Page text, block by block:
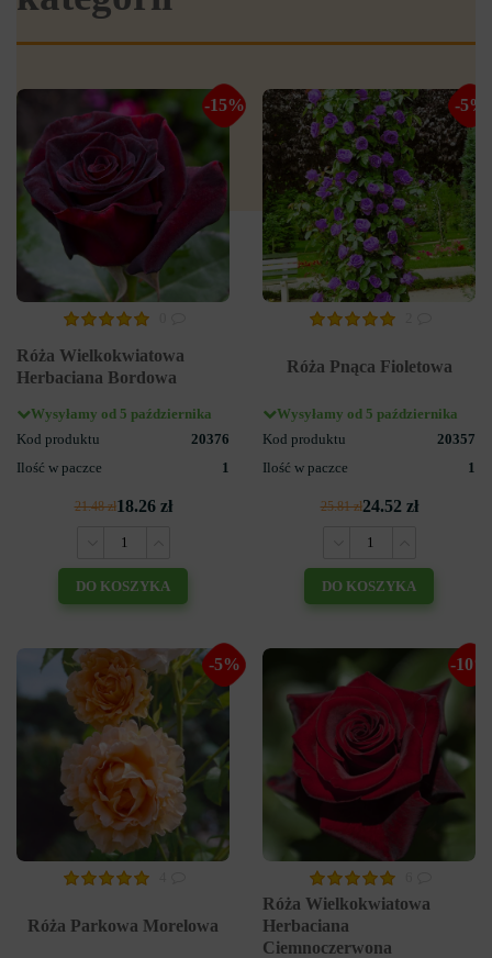
-15%
Róża Wielkokwiatowa
Herbaciana Bordowa
Wysyłamy od 5 października
Kod produktu
20376
Ilość w paczce
1
21.48 zł18.26 zł
DO KOSZYKA
-5%
Róża Pnąca Fioletowa
Wysyłamy od 5 października
Kod produktu
20357
Ilość w paczce
1
25.81 zł24.52 zł
DO KOSZYKA
-5%
Róża Parkowa Morelowa
-10%
Róża Wielkokwiatowa
Herbaciana
Ciemnoczerwona